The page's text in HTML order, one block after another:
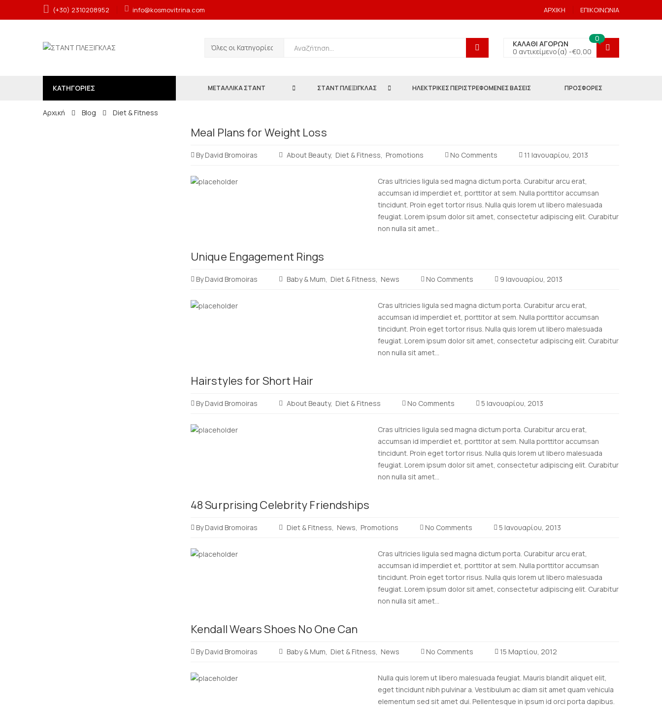
(+30) 2310208952 info@kosmovitrina.com ΑΡΧΙΚΗ ΕΠΙΚΟΙΝΩΝΙΑ
ΚΑΛΑΘΙ ΑΓΟΡΩΝ
0 αντικείμενο(α) -€0,00
0
ΚΑΤΗΓΟΡΙΕΣ ΜΕΤΑΛΛΙΚΑ ΣΤΑΝΤ ΣΤΑΝΤ ΠΛΕΞΙΓΚΛΑΣ ΗΛΕΚΤΡΙΚΕΣ ΠΕΡΙΣΤΡΕΦΟΜΕΝΕΣ ΒΑΣΕΙΣ ΠΡΟΣΦΟΡΕΣ
Αρχική Blog Diet & Fitness
Meal Plans for Weight Loss
By David Bromoiras About Beauty Diet & Fitness Promotions No Comments 11 Ιανουαρίου, 2013
Cras ultricies ligula sed magna dictum porta. Curabitur arcu erat,
accumsan id imperdiet et, porttitor at sem. Nulla porttitor accumsan
tincidunt. Proin eget tortor risus. Nulla quis lorem ut libero malesuada
feugiat. Lorem ipsum dolor sit amet, consectetur adipiscing elit. Curabitur
non nulla sit amet...
Unique Engagement Rings
By David Bromoiras Baby & Mum Diet & Fitness News No Comments 9 Ιανουαρίου, 2013
Cras ultricies ligula sed magna dictum porta. Curabitur arcu erat,
accumsan id imperdiet et, porttitor at sem. Nulla porttitor accumsan
tincidunt. Proin eget tortor risus. Nulla quis lorem ut libero malesuada
feugiat. Lorem ipsum dolor sit amet, consectetur adipiscing elit. Curabitur
non nulla sit amet...
Hairstyles for Short Hair
By David Bromoiras About Beauty Diet & Fitness No Comments 5 Ιανουαρίου, 2013
Cras ultricies ligula sed magna dictum porta. Curabitur arcu erat,
accumsan id imperdiet et, porttitor at sem. Nulla porttitor accumsan
tincidunt. Proin eget tortor risus. Nulla quis lorem ut libero malesuada
feugiat. Lorem ipsum dolor sit amet, consectetur adipiscing elit. Curabitur
non nulla sit amet...
48 Surprising Celebrity Friendships
By David Bromoiras Diet & Fitness News Promotions No Comments 5 Ιανουαρίου, 2013
Cras ultricies ligula sed magna dictum porta. Curabitur arcu erat,
accumsan id imperdiet et, porttitor at sem. Nulla porttitor accumsan
tincidunt. Proin eget tortor risus. Nulla quis lorem ut libero malesuada
feugiat. Lorem ipsum dolor sit amet, consectetur adipiscing elit. Curabitur
non nulla sit amet...
Kendall Wears Shoes No One Can
By David Bromoiras Baby & Mum Diet & Fitness News No Comments 15 Μαρτίου, 2012
Nulla quis lorem ut libero malesuada feugiat. Mauris blandit aliquet elit,
eget tincidunt nibh pulvinar a. Vestibulum ac diam sit amet quam vehicula
elementum sed sit amet dui. Pellentesque in ipsum id orci porta dapibus.